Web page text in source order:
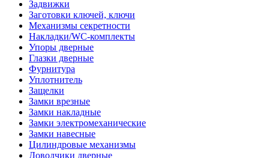
Задвижки
Заготовки ключей, ключи
Механизмы секретности
Накладки/WC-комплекты
Упоры дверные
Глазки дверные
Фурнитура
Уплотнитель
Защелки
Замки врезные
Замки накладные
Замки электромеханические
Замки навесные
Цилиндровые механизмы
Доводчики дверные